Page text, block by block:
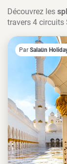
Découvrez les
travers 4 circuits
Par Salaün